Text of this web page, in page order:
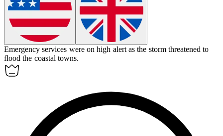
Emergency services were on high alert as the storm threatened to
flood the coastal towns.